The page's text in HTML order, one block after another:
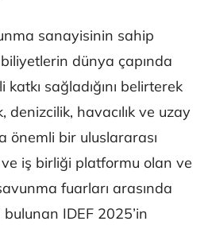
sanayisinin sahip
dünya çapında
katkı sağladığını belirterek
denizcilik, havacılık ve uzay
önemli bir uluslararası
iş birliği platformu olan ve
fuarları arasında
IDEF 2025’in